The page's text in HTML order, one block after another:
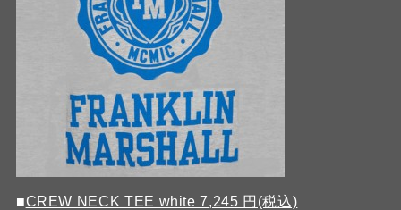
■CREW NECK TEE white 7,245 円(税込)